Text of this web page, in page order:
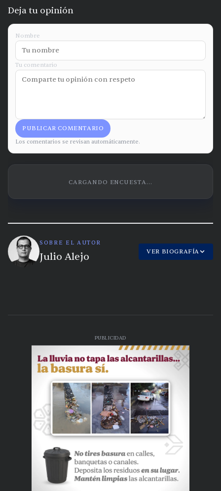
Deja tu opinión
Nombre
Tu comentario
PUBLICAR COMENTARIO
Los comentarios se revisan automáticamente.
CARGANDO ENCUESTA...
SOBRE EL AUTOR
Julio Alejo VER BIOGRAFÍA
PUBLICIDAD